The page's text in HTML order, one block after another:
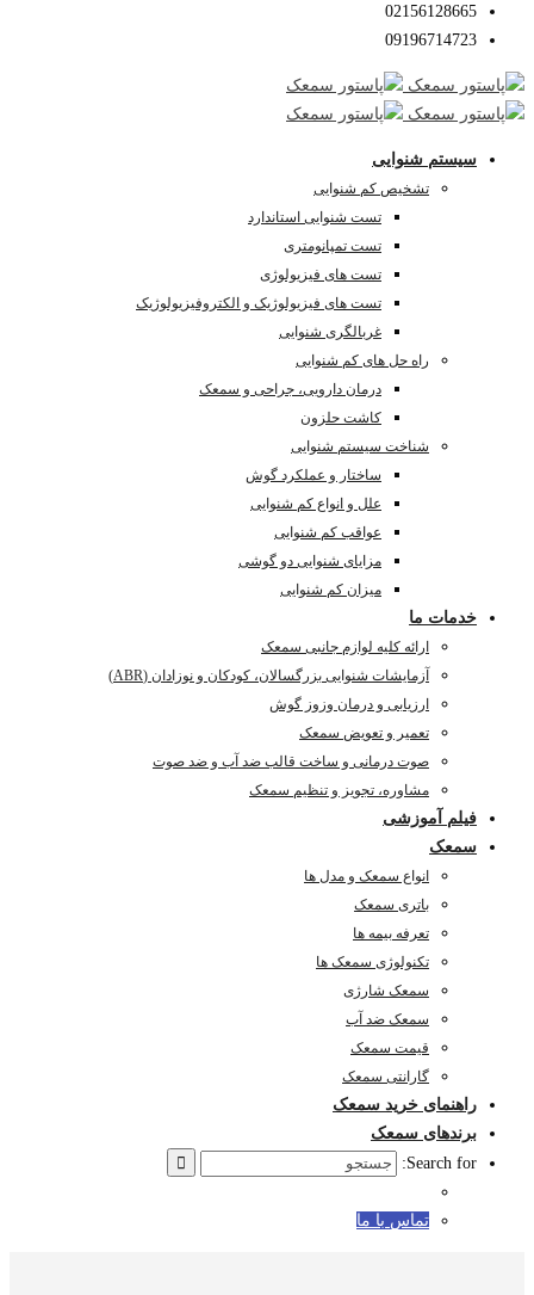
02156128665
09196714723
سیستم شنوایی
تشخیص کم شنوایی
تست شنوایی استاندارد
تست تمپانومتری
تست های فیزیولوژی
تست های فیزیولوژیک و الکتروفیزیولوژیک
غربالگری شنوایی
راه حل های کم شنوایی
درمان دارویی، جراحی و سمعک
کاشت حلزون
شناخت سیستم شنوایی
ساختار و عملکرد گوش
علل و انواع کم شنوایی
عواقب کم شنوایی
مزایای شنوایی دو گوشی
میزان کم شنوایی
خدمات ما
ارائه کلیه لوازم جانبی سمعک
آزمایشات شنوایی بزرگسالان، کودکان و نوزادان (ABR)
ارزیابی و درمان وزوز گوش
تعمیر و تعویض سمعک
صوت درمانی و ساخت قالب ضد آب و ضد صوت
مشاوره، تجویز و تنظیم سمعک
فیلم آموزشی
سمعک
انواع سمعک و مدل ها
باتری سمعک
تعرفه بیمه ها
تکنولوژی سمعک ها
سمعک شارژی
سمعک ضد آب
قیمت سمعک
گارانتی سمعک
راهنمای خرید سمعک
برندهای سمعک
Search for:
تماس با ما